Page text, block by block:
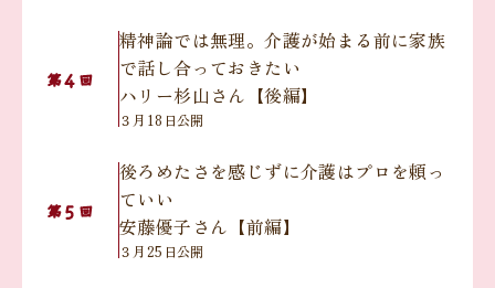
第４ 回
精神論では無理。介護が始まる前に家族
で話し合っておきたい
ハリー杉山さん【後編】
３月18日公開
第５ 回
後ろめたさを感じずに介護はプロを頼っ
ていい
安藤優子さん【前編】
３月25日公開